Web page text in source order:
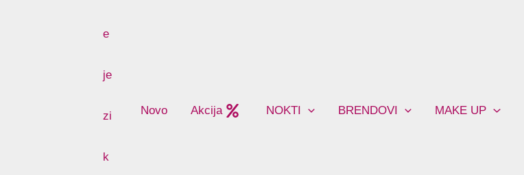
Novo Akcija NOKTI BRENDOVI MAKE UP